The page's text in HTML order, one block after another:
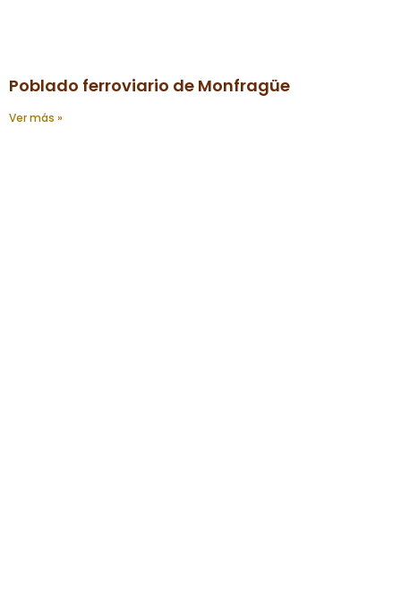
Poblado ferroviario de Monfragüe
Ver más »